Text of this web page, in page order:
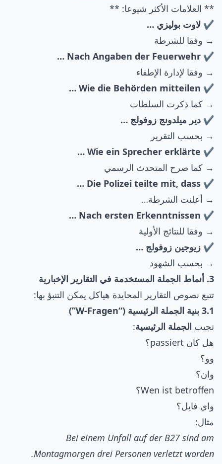
** العلامات الأكثر شيوعا: **
✔️ لاوت بوليزي …
→ وفقا للشرطة
✔️ Nach Angaben der Feuerwehr …
→ وفقا لإدارة الإطفاء
✔️ Wie die Behörden mitteilen …
→ كما ذكرت السلطات
✔️ دير ميلدونج زوفولج …
→ بحسب التقرير
✔️ Wie ein Sprecher erklärte …
→ كما صرح المتحدث الرسمي
✔️ Die Polizei teilte mit, dass …
→ أعلنت الشرطة…
✔️ Nach ersten Erkenntnissen …
→ وفقا للنتائج الأولية
✔️ زيوجين زوفولج …
→ بحسب الشهود
3. أنماط الجملة المستخدمة في التقارير الإخبارية
تتبع نصوص التقارير المحايدة هياكل يمكن التنبؤ بها:
3.1 بنية الجملة الرئيسية (“W-Fragen”)
تجيب الجملة الرئيسية:
هل كان passiert؟
وو؟
وان؟
Wen ist betroffen؟
واي فايل؟
مثال:
Bei einem Unfall auf der B27 sind am
Montagmorgen drei Personen verletzt worden.